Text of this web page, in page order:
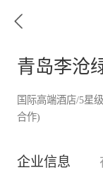
青岛李沧
国际高端酒店/5星级
合作)
企业信息